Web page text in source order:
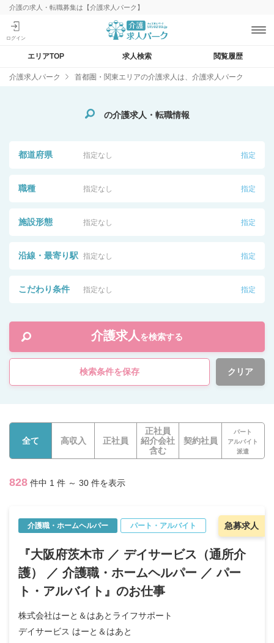
介護の求人・転職募集は【介護求人パーク】
エリアTOP 求人検索 閲覧履歴
介護求人パーク 首都圏・関東エリアの介護求人は、介護求人パーク
の介護求人・転職情報
都道府県 指定なし 指定
職種 指定なし 指定
施設形態 指定なし 指定
沿線・最寄り駅 指定なし 指定
こだわり条件 指定なし 指定
介護求人 を検索する
検索条件を保存 クリア
全て 高収入 正社員
正社員
紹介会社
含む
契約社員
パート
アルバイト
派遣
828 件中 1 件 ～ 30 件を表示
急募求人
介護職・ホームヘルパー パート・アルバイト
『大阪府茨木市 ／ デイサービス（通所介
護） ／ 介護職・ホームヘルパー ／ パー
ト・アルバイト』のお仕事
株式会社はーと＆はあとライフサポート
デイサービス はーと＆はあと